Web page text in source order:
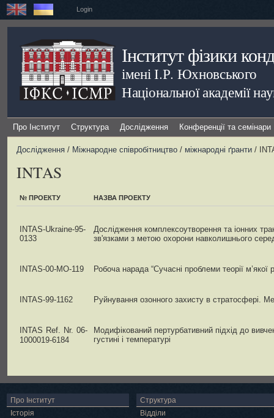
Login
Інститут фізики
імені І.Р. Юхновського
Національної академії
Про Інститут Структура Дослідження Конференції та семінари
Дослідження / Міжнародне співробітництво / міжнародні ґранти /
INTAS
№ ПРОЕКТУ НАЗВА ПРОЕКТУ
INTAS-Ukraine-95-
0133
Дослідження комплексоутворення та іонних
зв'язками з метою охорони навколишнього
INTAS-00-МО-119 Робоча нарада “Сучасні проблеми теорії
INTAS-99-1162 Руйнування озонного захисту в стратосфері.
INTAS Ref. Nr. 06-
1000019-6184
Модифікований пертурбативний підхід до
густині і температурі
Про Інститут
Історія
Структура
Відділи